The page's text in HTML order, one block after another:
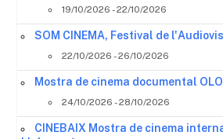
19/10/2026 - 22/10/2026
SOM CINEMA, Festival de
22/10/2026 - 26/10/2026
Mostra de cinema documental
24/10/2026 - 28/10/2026
CINEBAIX Mostra de cinema